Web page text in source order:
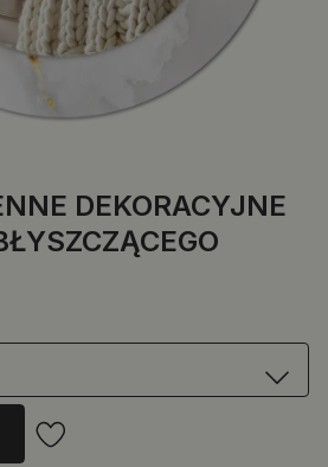
DEKORACYJNE